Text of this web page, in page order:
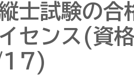
士試験の合
センス(資格